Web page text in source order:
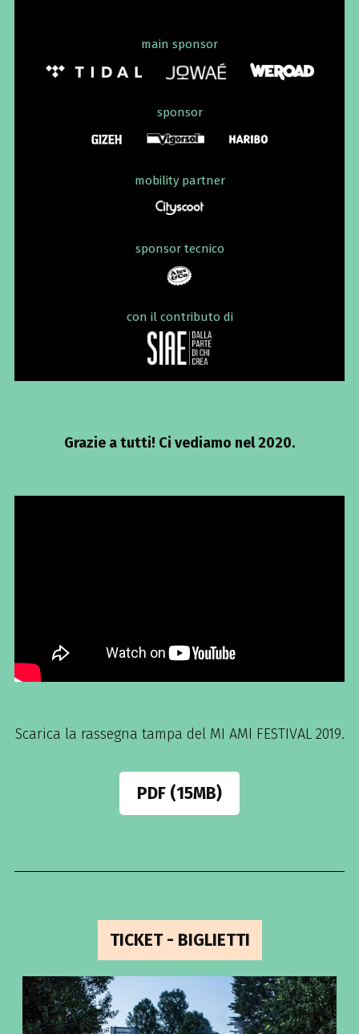
main sponsor
sponsor
mobility partner
sponsor tecnico
con il contributo di
Grazie a tutti! Ci vediamo nel 2020.
Scarica la rassegna tampa del MI AMI FESTIVAL 2019.
PDF (15MB)
TICKET - BIGLIETTI